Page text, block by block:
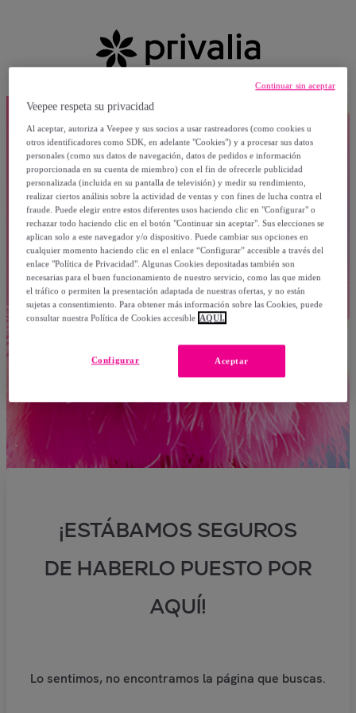
¡ESTÁBAMOS SEGUROS
DE HABERLO PUESTO POR
AQUÍ!
Lo sentimos, no encontramos la página que buscas.
Veepee respeta su privacidad
Al aceptar, autoriza a Veepee y sus socios a usar rastreadores (como cookies u
otros identificadores como SDK, en adelante "Cookies") y a procesar sus datos
personales (como sus datos de navegación, datos de pedidos e información
proporcionada en su cuenta de miembro) con el fin de ofrecerle publicidad
personalizada (incluida en su pantalla de televisión) y medir su rendimiento,
realizar ciertos análisis sobre la actividad de ventas y con fines de lucha contra el
fraude. Puede elegir entre estos diferentes usos haciendo clic en "Configurar" o
rechazar todo haciendo clic en el botón "Continuar sin aceptar". Sus elecciones se
aplican solo a este navegador y/o dispositivo. Puede cambiar sus opciones en
cualquier momento haciendo clic en el enlace “Configurar” accesible a través del
enlace "Política de Privacidad". Algunas Cookies depositadas también son
necesarias para el buen funcionamiento de nuestro servicio, como las que miden
el tráfico o permiten la presentación adaptada de nuestras ofertas, y no están
sujetas a consentimiento. Para obtener más información sobre las Cookies, puede
consultar nuestra Política de Cookies accesible AQUÍ.
Aceptar
Configurar
Continuar sin aceptar